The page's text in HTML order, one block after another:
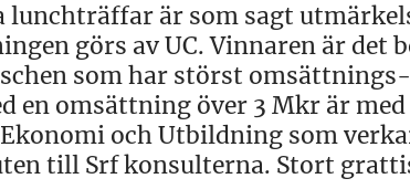
lunchträffar är som sagt
görs av UC. Vinnaren är det
som har störst
en omsättning över 3 Mkr är
och Utbildning som
till Srf konsulterna. Stort